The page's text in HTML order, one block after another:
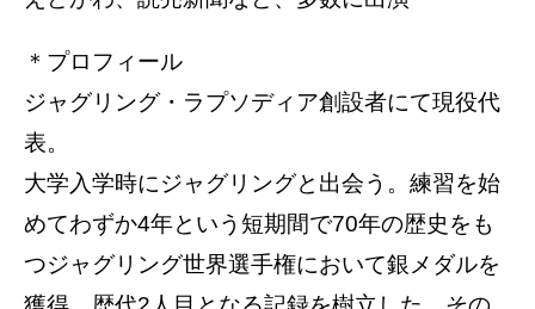
＊プロフィール
ジャグリング・ラプソディア創設者にて現役代
表。
大学入学時にジャグリングと出会う。練習を始
めてわずか4年という短期間で70年の歴史をも
つジャグリング世界選手権において銀メダルを